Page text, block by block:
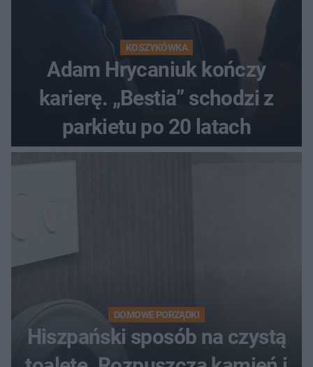
KOSZYKÓWKA
Adam Hrycaniuk kończy
karierę. „Bestia” schodzi z
parkietu po 20 latach
DOMOWE PORZĄDKI
Hiszpański sposób na czystą